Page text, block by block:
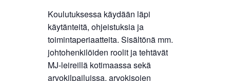
Koulutuksessa käydään läpi
käytänteitä, ohjeistuksia ja
toimintaperiaatteita. Sisältönä mm.
johtohenkilöiden roolit ja tehtävät
MJ-leireillä kotimaassa sekä
arvokilpailuissa, arvokisojen